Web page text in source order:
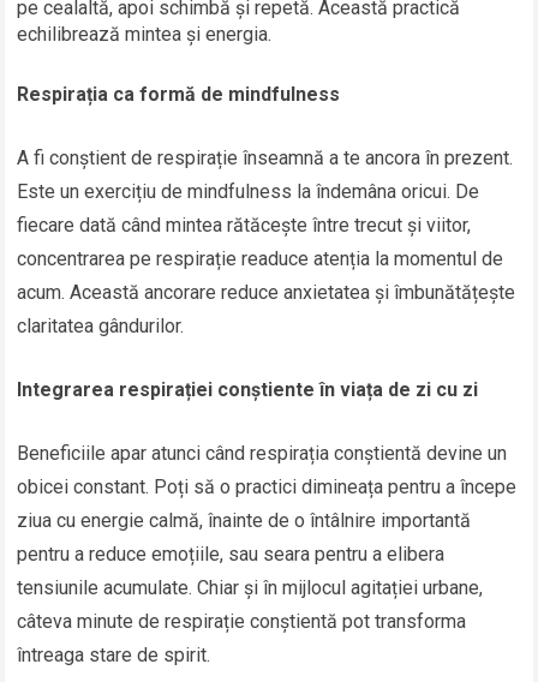
pe cealaltă, apoi schimbă și repetă. Această practică
echilibrează mintea și energia.
Respirația ca formă de mindfulness
A fi conștient de respirație înseamnă a te ancora în prezent.
Este un exercițiu de mindfulness la îndemâna oricui. De
fiecare dată când mintea rătăcește între trecut și viitor,
concentrarea pe respirație readuce atenția la momentul de
acum. Această ancorare reduce anxietatea și îmbunătățește
claritatea gândurilor.
Integrarea respirației conștiente în viața de zi cu zi
Beneficiile apar atunci când respirația conștientă devine un
obicei constant. Poți să o practici dimineața pentru a începe
ziua cu energie calmă, înainte de o întâlnire importantă
pentru a reduce emoțiile, sau seara pentru a elibera
tensiunile acumulate. Chiar și în mijlocul agitației urbane,
câteva minute de respirație conștientă pot transforma
întreaga stare de spirit.